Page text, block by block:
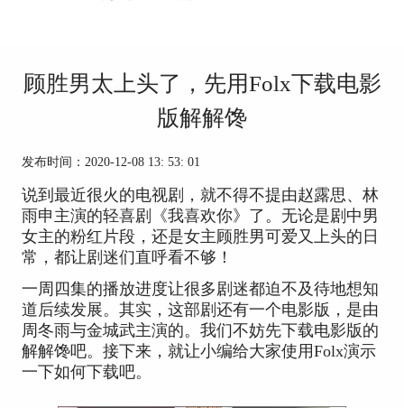
顾胜男太上头了，先用Folx下载电影
版解解馋
发布时间：2020-12-08 13: 53: 01
说到最近很火的电视剧，就不得不提由赵露思、林
雨申主演的轻喜剧《我喜欢你》了。无论是剧中男
女主的粉红片段，还是女主顾胜男可爱又上头的日
常，都让剧迷们直呼看不够！
一周四集的播放进度让很多剧迷都迫不及待地想知
道后续发展。其实，这部剧还有一个电影版，是由
周冬雨与金城武主演的。我们不妨先下载电影版的
解解馋吧。接下来，就让小编给大家使用Folx演示
一下如何下载吧。